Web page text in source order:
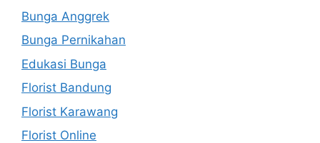
Bunga Anggrek
Bunga Pernikahan
Edukasi Bunga
Florist Bandung
Florist Karawang
Florist Online